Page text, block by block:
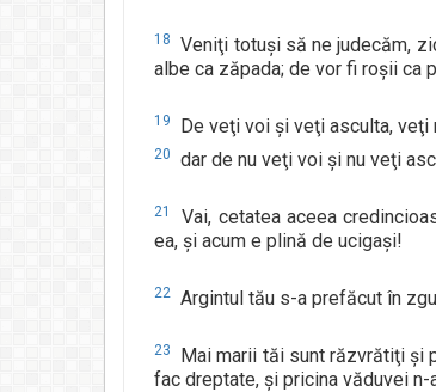
18
Veniţi totuşi să ne judecăm,
albe ca zăpada; de vor fi roşii ca
19 De veţi voi şi veţi asculta, veţi
20 dar de nu veţi voi şi nu veţi
21
Vai, cetatea aceea
ea, şi acum e plină de ucigaşi!
22 Argintul tău s-a prefăcut în
23
Mai marii tăi sunt răzvrătiţi şi
fac dreptate, şi pricina văduvei n-